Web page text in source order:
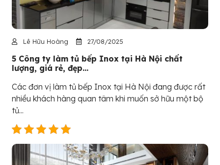
Lê Hữu Hoàng 27/08/2025
5 Công ty làm tủ bếp Inox tại Hà Nội chất
lượng, giá rẻ, đẹp...
Các đơn vị làm tủ bếp Inox tại Hà Nội đang được rất
nhiều khách hàng quan tâm khi muốn sở hữu một bộ
tủ...